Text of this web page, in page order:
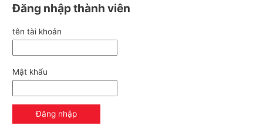
Đăng nhập thành viên
tên tài khoản
Mật khẩu